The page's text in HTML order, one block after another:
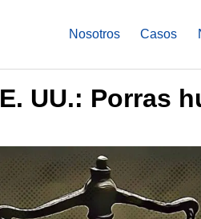
Nosotros Casos
UU.: Porras